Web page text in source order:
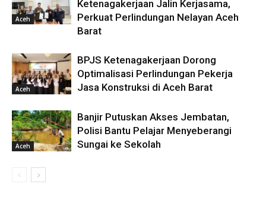
Aceh
Ketenagakerjaan Jalin Kerjasama,
Perkuat Perlindungan Nelayan Aceh
Barat
Aceh
BPJS Ketenagakerjaan Dorong
Optimalisasi Perlindungan Pekerja
Jasa Konstruksi di Aceh Barat
Aceh
Banjir Putuskan Akses Jembatan,
Polisi Bantu Pelajar Menyeberangi
Sungai ke Sekolah